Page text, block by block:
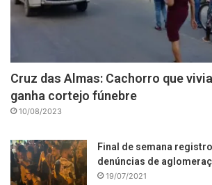
Cruz das Almas: Cachorro que
ganha cortejo fúnebre
10/08/2023
Final de semana
denúncias de
19/07/2021